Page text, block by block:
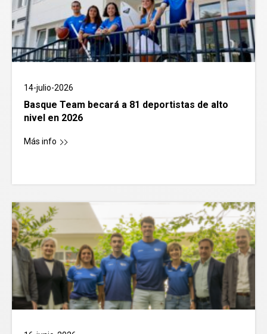
14-julio-2026
Basque Team becará a 81 deportistas de alto
nivel en 2026
Más info